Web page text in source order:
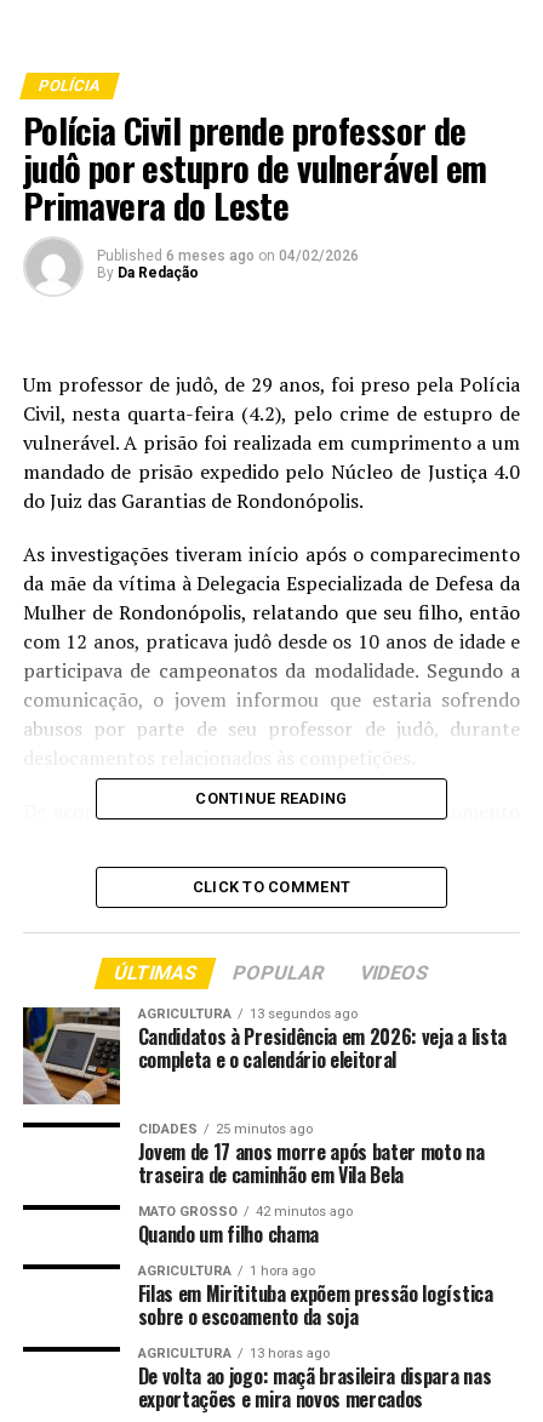
POLÍCIA
Polícia Civil prende professor de
judô por estupro de vulnerável em
Primavera do Leste
Published 6 meses ago on 04/02/2026
By Da Redação
Um professor de judô, de 29 anos, foi preso pela Polícia
Civil, nesta quarta-feira (4.2), pelo crime de estupro de
vulnerável. A prisão foi realizada em cumprimento a um
mandado de prisão expedido pelo Núcleo de Justiça 4.0
do Juiz das Garantias de Rondonópolis.
As investigações tiveram início após o comparecimento
da mãe da vítima à Delegacia Especializada de Defesa da
Mulher de Rondonópolis, relatando que seu filho, então
com 12 anos, praticava judô desde os 10 anos de idade e
participava de campeonatos da modalidade. Segundo a
comunicação, o jovem informou que estaria sofrendo
abusos por parte de seu professor de judô, durante
De acordo com a investigação policial, até o momento
investigado nos municípios de Rondonópolis, Campo
Verde e Primavera do Leste, envolvendo sete vítimas,
entre crianças e adolescentes, com idades entre 12 e 18
anos. O homem também é alvo de outro procedimento
investigativo em andamento, que apura a prática do
mesmo crime no município de Campo Verde.
De acordo com o apurado, o professor, que também dava
aulas jiu-jitsu, aproveitava da condição técnica para
praticar os abusos contra as vítimas.
“Como ele tinha facilidade de acesso às vítimas, por
conta do trabalho que desempenhava, a gente acredita
que mais pessoas possam ter sido vítimas desse
abusador”, disse o delegado Érik Martin, responsável
pela condução da investigação.
Em depoimentos, as vítimas e seus respectivos
familiares, afirmam que o professor acariciava o rosto e
as partes íntimas, geralmente nos alojamentos, durante
CONTINUE READING
CLICK TO COMMENT
ÚLTIMAS POPULAR VIDEOS
AGRICULTURA 13 segundos ago
Candidatos à Presidência em 2026: veja a lista
completa e o calendário eleitoral
CIDADES 25 minutos ago
Jovem de 17 anos morre após bater moto na
traseira de caminhão em Vila Bela
MATO GROSSO 42 minutos ago
Quando um filho chama
AGRICULTURA 1 hora ago
Filas em Miritituba expõem pressão logística
sobre o escoamento da soja
AGRICULTURA 13 horas ago
De volta ao jogo: maçã brasileira dispara nas
exportações e mira novos mercados